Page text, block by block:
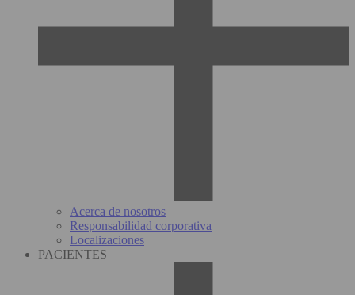
Acerca de nosotros
Responsabilidad corporativa
Localizaciones
PACIENTES